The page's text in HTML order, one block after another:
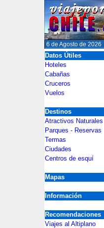
6 de Agosto de 2026
Datos Útiles
Hoteles
Cabañas
Cruceros
Vuelos
Destinos
Atractivos Naturales
Parques - Reservas
Termas
Ciudades
Centros de esquí
Mapas
Información
Recomendaciones
Viajes al Altiplano